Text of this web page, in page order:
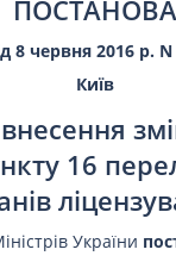
ПОСТАНОВА
8 червня 2016 р. N
Київ
16
України